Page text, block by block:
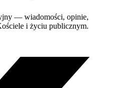
— wiadomości, opinie,
i życiu publicznym.